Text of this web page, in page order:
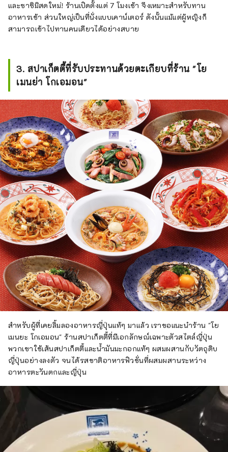
และซาซิมิสดใหม่! ร้านเปิดตั้งแต่ 7 โมงเช้า จึงเหมาะสำหรับทาน
อาหารเช้า ส่วนใหญ่เป็นที่นั่งแบบเคาน์เตอร์ ดังนั้นแม้แต่ผู้หญิงก็
สามารถเข้าไปทานคนเดียวได้อย่างสบาย
3. สปาเก็ตตี้ที่รับประทานด้วยตะเกียบที่ร้าน "โย
เมนย่า โกเอมอน"
สำหรับผู้ที่เคยลิ้มลองอาหารญี่ปุ่นแท้ๆ มาแล้ว เราขอแนะนำร้าน "โย
เมนยะ โกเอมอน" ร้านสปาเก็ตตี้ที่มีเอกลักษณ์เฉพาะตัวสไตล์ญี่ปุ่น
พวกเขาใช้เส้นสปาเก็ตตี้และน้ำมันมะกอกแท้ๆ ผสมผสานกับวัตถุดิบ
ญี่ปุ่นอย่างลงตัว จนได้รสชาติอาหารฟิวชั่นที่ผสมผสานระหว่าง
อาหารตะวันตกและญี่ปุ่น